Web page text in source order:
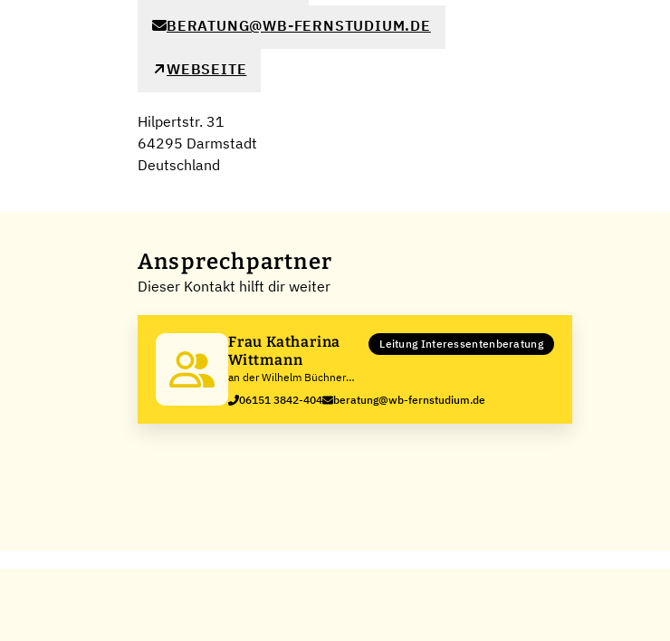
BERATUNG@WB-FERNSTUDIUM.DE
WEBSEITE
Hilpertstr. 31
64295 Darmstadt
Deutschland
Ansprechpartner
Dieser Kontakt hilft dir weiter
Frau Katharina
Wittmann
an der Wilhelm Büchner
Hochschule
Leitung Interessentenberatung
06151 3842-404 beratung@wb-fernstudium.de